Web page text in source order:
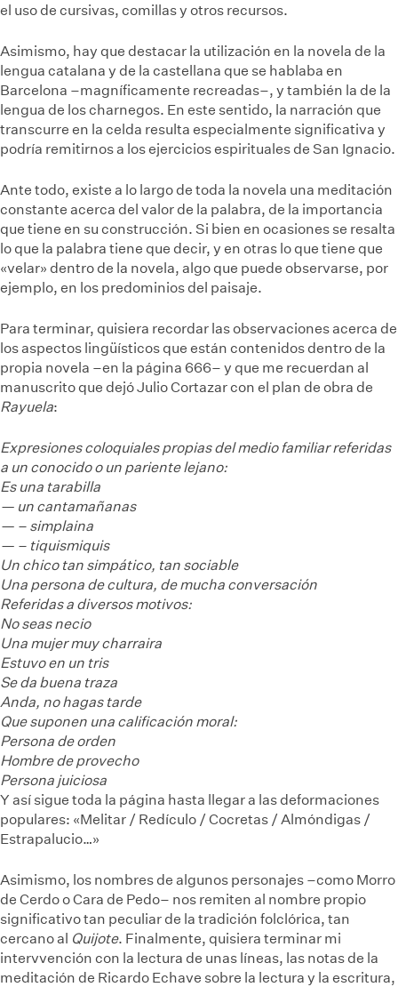
el uso de cursivas, comillas y otros recursos.
Asimismo, hay que destacar la utilización en la novela de la
lengua catalana y de la castellana que se hablaba en
Barcelona –magníficamente recreadas–, y también la de la
lengua de los charnegos. En este sentido, la narración que
transcurre en la celda resulta especialmente significativa y
podría remitirnos a los ejercicios espirituales de San Ignacio.
Ante todo, existe a lo largo de toda la novela una meditación
constante acerca del valor de la palabra, de la importancia
que tiene en su construcción. Si bien en ocasiones se resalta
lo que la palabra tiene que decir, y en otras lo que tiene que
«velar» dentro de la novela, algo que puede observarse, por
ejemplo, en los predominios del paisaje.
Para terminar, quisiera recordar las observaciones acerca de
los aspectos lingüísticos que están contenidos dentro de la
propia novela –en la página 666– y que me recuerdan al
manuscrito que dejó Julio Cortazar con el plan de obra de
Rayuela:
Expresiones coloquiales propias del medio familiar referidas
a un conocido o un pariente lejano:
Es una tarabilla
— un cantamañanas
— – simplaina
— – tiquismiquis
Un chico tan simpático, tan sociable
Una persona de cultura, de mucha conversación
Referidas a diversos motivos:
No seas necio
Una mujer muy charraira
Estuvo en un tris
Se da buena traza
Anda, no hagas tarde
Que suponen una calificación moral:
Persona de orden
Hombre de provecho
Persona juiciosa
Y así sigue toda la página hasta llegar a las deformaciones
populares: «Melitar / Redículo / Cocretas / Almóndigas /
Estrapalucio…»
Asimismo, los nombres de algunos personajes –como Morro
de Cerdo o Cara de Pedo– nos remiten al nombre propio
significativo tan peculiar de la tradición folclórica, tan
cercano al Quijote. Finalmente, quisiera terminar mi
intervvención con la lectura de unas líneas, las notas de la
meditación de Ricardo Echave sobre la lectura y la escritura,